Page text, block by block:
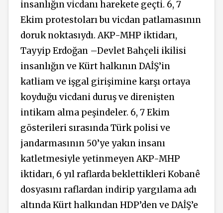
insanlığın vicdanı harekete geçti. 6, 7
Ekim protestoları bu vicdan patlamasının
doruk noktasıydı. AKP-MHP iktidarı,
Tayyip Erdoğan –Devlet Bahçeli ikilisi
insanlığın ve Kürt halkının DAİŞ’in
katliam ve işgal girişimine karşı ortaya
koyduğu vicdani duruş ve direnişten
intikam alma peşindeler. 6, 7 Ekim
gösterileri sırasında Türk polisi ve
jandarmasının 50’ye yakın insanı
katletmesiyle yetinmeyen AKP-MHP
iktidarı, 6 yıl raflarda beklettikleri Kobanê
dosyasını raflardan indirip yargılama adı
altında Kürt halkından HDP’den ve DAİŞ’e